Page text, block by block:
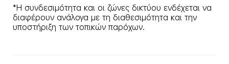
*Η συνδεσιμότητα και οι ζώνες δικτύου ενδέχεται να
διαφέρουν ανάλογα με τη διαθεσιμότητα και την
υποστήριξη των τοπικών παρόχων.